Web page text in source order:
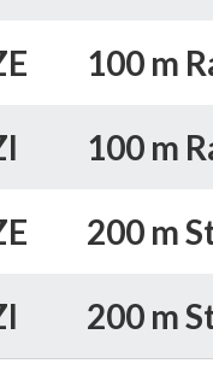
100 m
100 m
200 m
200 m